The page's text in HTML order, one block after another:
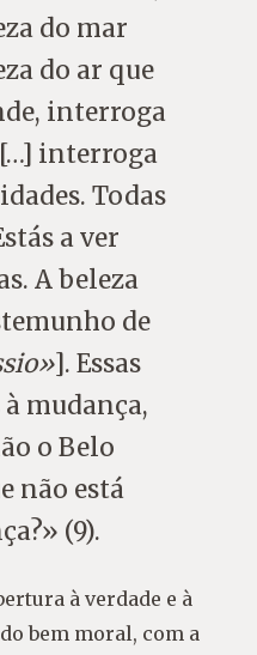
do mar
do ar que
interroga
[…] interroga
Todas
a ver
A beleza
de
]. Essas
mudança,
o Belo
não está
(9).
à verdade e à
bem moral, com a